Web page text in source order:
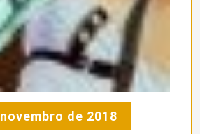
de 2018